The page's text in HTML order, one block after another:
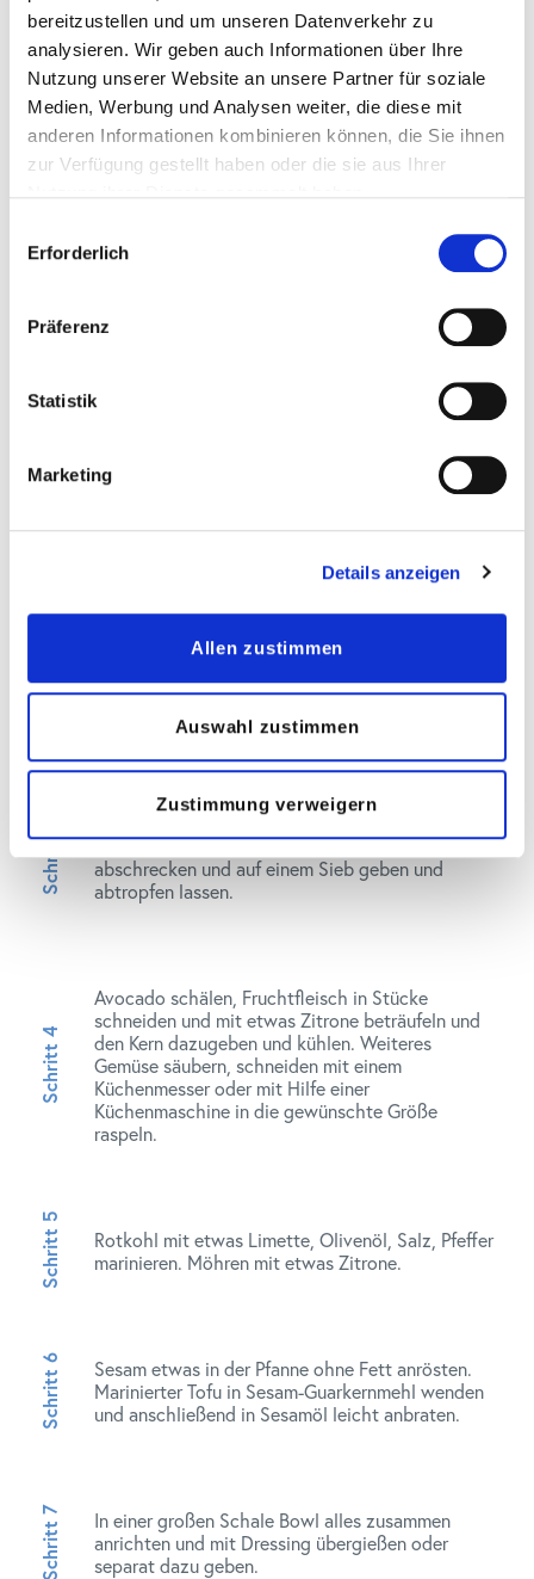
bereitzustellen und um unseren Datenverkehr zu
analysieren. Wir geben auch Informationen über Ihre
Nutzung unserer Website an unsere Partner für soziale
Medien, Werbung und Analysen weiter, die diese mit
anderen Informationen kombinieren können, die Sie ihnen
zur Verfügung gestellt haben oder die sie aus Ihrer
Erforderlich
Präferenz
Statistik
Marketing
Details anzeigen
Allen zustimmen
Auswahl zustimmen
Zustimmung verweigern
20g Limette
3gChili (Cayennepfeffer)
10 gIngwer frisch
Salz, Pfeffer, Guarkernmehl
Zubereitung
Tofu auspressen mit Hilfe eines Küchentuchs. In
Stücke schneiden und mit Sojasauce ca. 30 min
mit 20 ml Limettensaft, Chili, Salz, Pfeffer,
Balsamicoessig mit einem Pürierstab zu einem
Dressing mixen. Kühl stellen.
Konjak Spaghetti abspülen, ca. 1-2 min
blanchieren, anschließend in Eiswasser
abschrecken und auf einem Sieb geben und
abtropfen lassen.
Avocado schälen, Fruchtfleisch in Stücke
schneiden und mit etwas Zitrone beträufeln und
den Kern dazugeben und kühlen. Weiteres
Gemüse säubern, schneiden mit einem
Küchenmesser oder mit Hilfe einer
Küchenmaschine in die gewünschte Größe
raspeln.
Rotkohl mit etwas Limette, Olivenöl, Salz, Pfeffer
marinieren. Möhren mit etwas Zitrone.
Sesam etwas in der Pfanne ohne Fett anrösten.
Marinierter Tofu in Sesam-Guarkernmehl wenden
und anschließend in Sesamöl leicht anbraten.
In einer großen Schale Bowl alles zusammen
anrichten und mit Dressing übergießen oder
separat dazu geben.